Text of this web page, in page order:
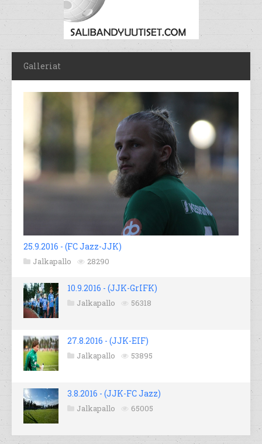
Galleriat
25.9.2016 - (FC Jazz-JJK)
Jalkapallo 28290
10.9.2016 - (JJK-GrIFK)
Jalkapallo 56318
27.8.2016 - (JJK-EIF)
Jalkapallo 53895
3.8.2016 - (JJK-FC Jazz)
Jalkapallo 65005